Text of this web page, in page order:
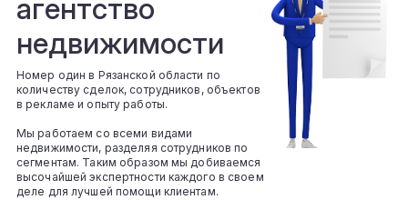
агентство
недвижимости
Номер один в Рязанской области по
количеству сделок, сотрудников, объектов
в рекламе и опыту работы.
Мы работаем со всеми видами
недвижимости, разделяя сотрудников по
сегментам. Таким образом мы добиваемся
высочайшей экспертности каждого в своем
деле для лучшей помощи клиентам.